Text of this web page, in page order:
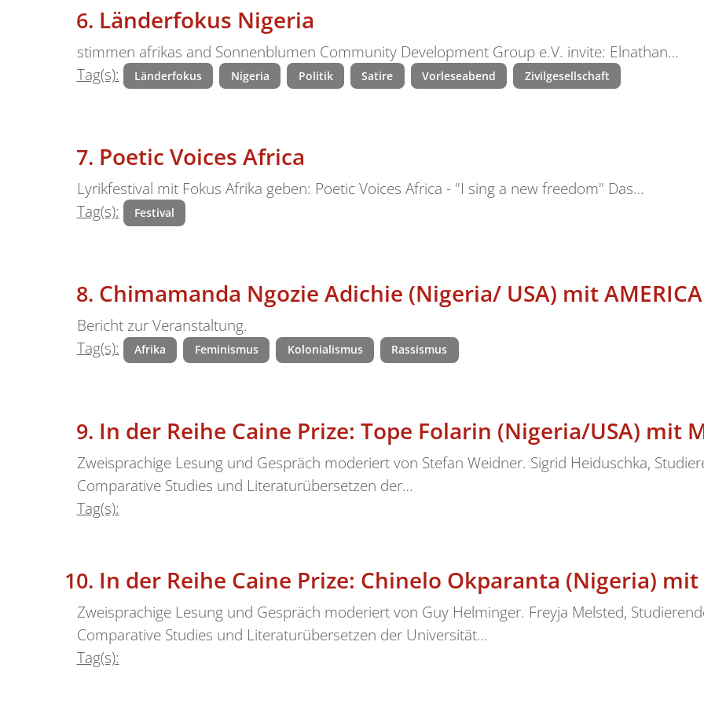
Länderfokus Nigeria
stimmen afrikas and Sonnenblumen Community Development Group e.V. invite: Elnathan…
Tag(s):
Länderfokus Nigeria Politik Satire Vorleseabend Zivilgesellschaft
Poetic Voices Africa
Lyrikfestival mit Fokus Afrika geben: Poetic Voices Africa - "I sing a new freedom" Das…
Tag(s):
Festival
Chimamanda Ngozie Adichie (Nigeria/ USA) mit
Bericht zur Veranstaltung.
Tag(s):
Afrika Feminismus Kolonialismus Rassismus
In der Reihe Caine Prize: Tope Folarin (Nigeria/USA) mit
Zweisprachige Lesung und Gespräch moderiert von Stefan Weidner. Sigrid Heiduschka,
Comparative Studies und Literaturübersetzen der…
Tag(s):
In der Reihe Caine Prize: Chinelo Okparanta (Nigeria)
Zweisprachige Lesung und Gespräch moderiert von Guy Helminger. Freyja Melsted,
Comparative Studies und Literaturübersetzen der Universität…
Tag(s):